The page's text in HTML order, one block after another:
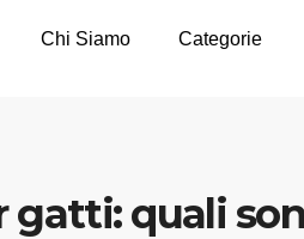
Chi Siamo Categorie
gatti: quali